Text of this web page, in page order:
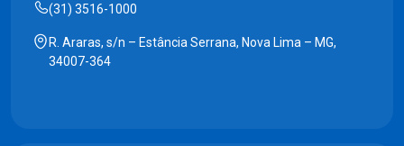
(31) 3516-1000
R. Araras, s/n – Estância Serrana, Nova Lima – MG,
34007-364